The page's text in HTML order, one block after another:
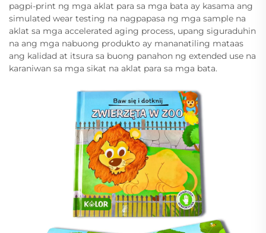
pagpi-print ng mga aklat para sa mga bata ay kasama ang
simulated wear testing na nagpapasa ng mga sample na
aklat sa mga accelerated aging process, upang siguraduhin
na ang mga nabuong produkto ay mananatiling mataas
ang kalidad at itsura sa buong panahon ng extended use na
karaniwan sa mga sikat na aklat para sa mga bata.